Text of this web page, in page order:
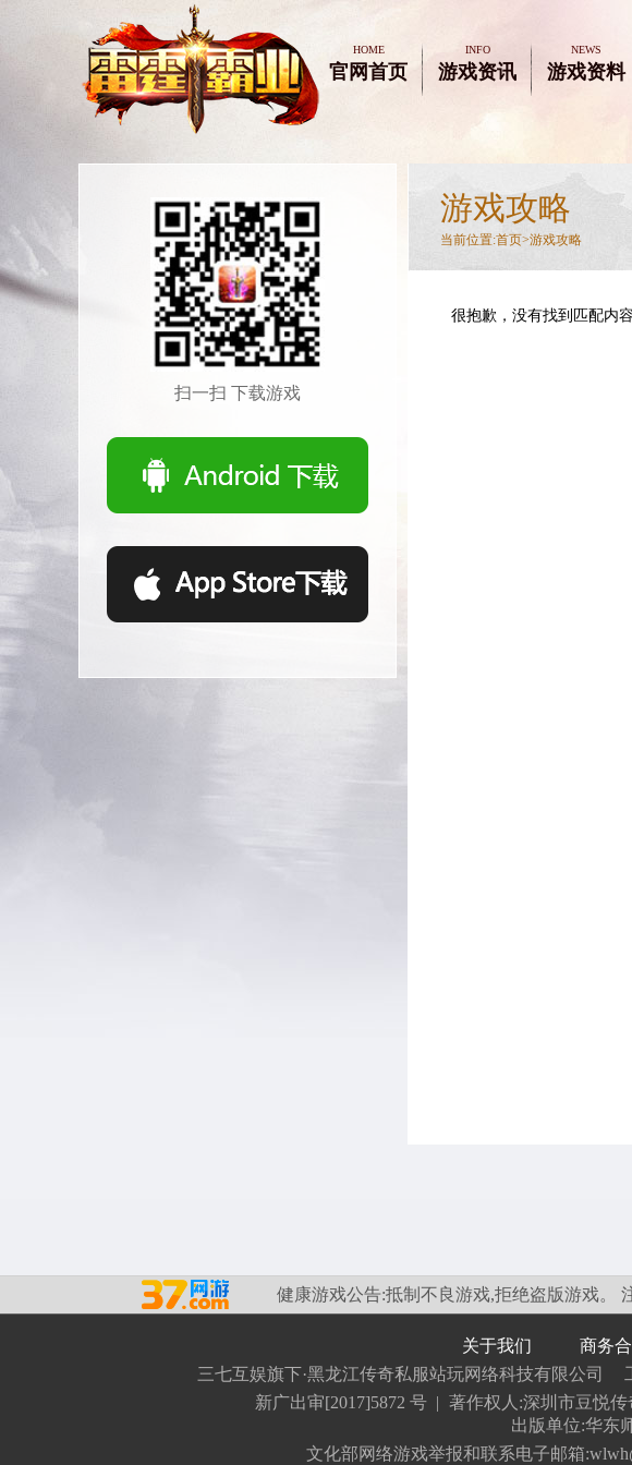
HOME
官网首页
INFO
游戏资讯
NEWS
游戏资料
扫一扫 下载游戏
游戏攻略
当前位置:首页>游戏攻略
很抱歉，没有找到匹配内容
健康游戏公告:抵制不良游戏,拒绝盗版游戏。
关于我们 商务
三七互娱旗下·黑龙江传奇私服站玩网络科技有限公司
新广出审[2017]5872 号 | 著作权人:深圳市豆悦
出版单位:华东
文化部网络游戏举报和联系电子邮箱